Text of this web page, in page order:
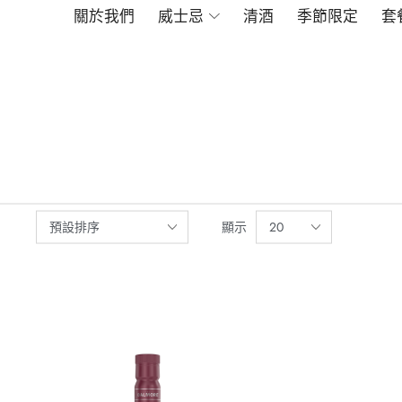
關於我們 威士忌 清酒 季節限定 套
顯示